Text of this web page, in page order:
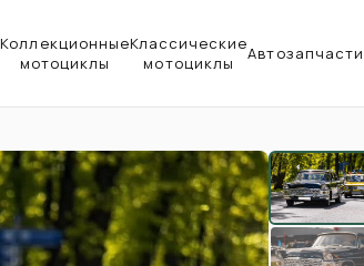
Коллекционные
мотоциклы
Классические
мотоциклы
Автозапчасти